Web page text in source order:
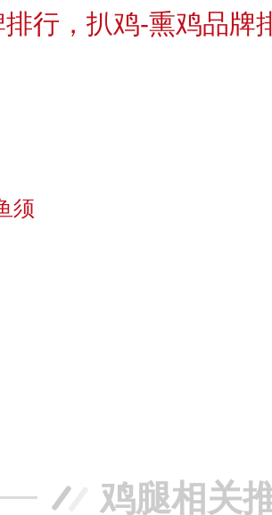
行，扒鸡-熏鸡品牌
须
鸡腿相关